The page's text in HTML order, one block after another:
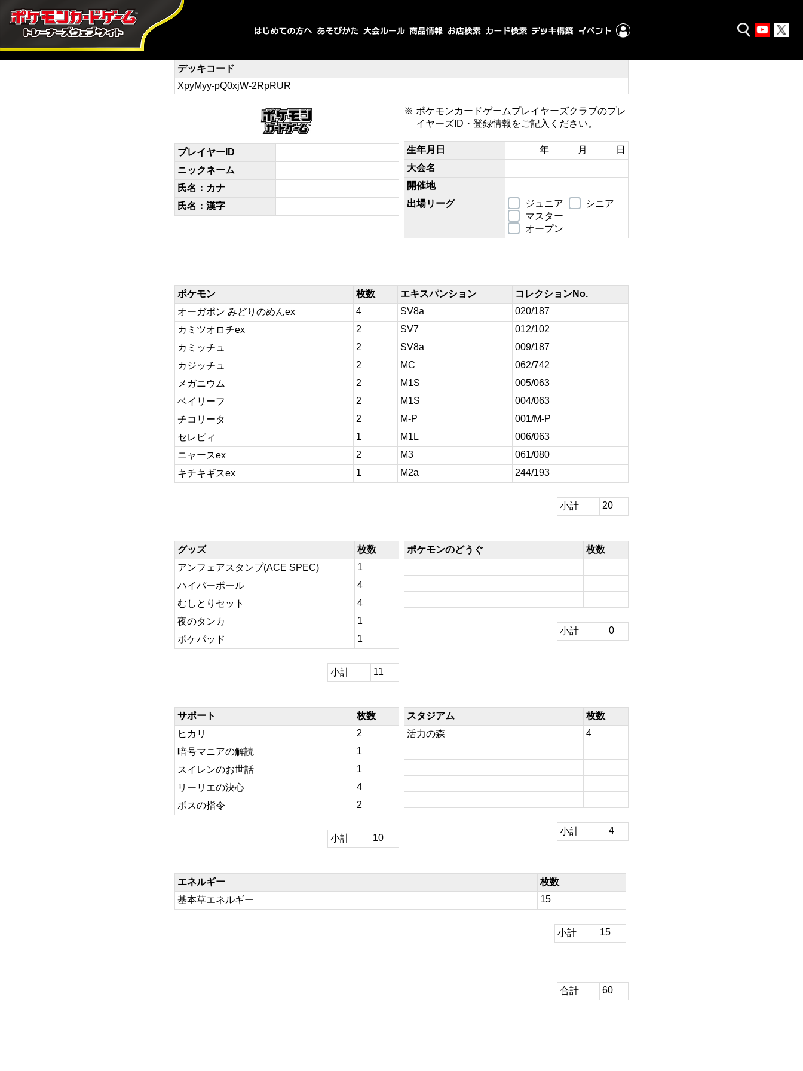
デッキコード
XpyMyy-pQ0xjW-2RpRUR
プレイヤーID
ニックネーム
氏名：カナ
氏名：漢字
ポケモンカードゲームプレイヤーズクラブのプレ
イヤーズID・登録情報をご記入ください。
生年月日
年 月 日
大会名
開催地
出場リーグ
ジュニア
シニア
マスター
オープン
ポケモン 枚数 エキスパンション
コレクションNo.
オーガポン みどりのめんex
4 SV8a
020/187
カミツオロチex
2 SV7
012/102
カミッチュ
2 SV8a
009/187
カジッチュ
2 MC
062/742
メガニウム
2 M1S
005/063
ベイリーフ
2 M1S
004/063
チコリータ
2 M-P
001/M-P
セレビィ
1 M1L
006/063
ニャースex
2 M3
061/080
キチキギスex
1 M2a 244/193
小計 20
グッズ
枚数
アンフェアスタンプ(ACE SPEC)
1
ハイパーボール
4
むしとりセット
4
夜のタンカ
1
ポケパッド
1
小計 11
ポケモンのどうぐ 枚数
小計 0
サポート
枚数
ヒカリ
2
暗号マニアの解読
1
スイレンのお世話
1
リーリエの決心
4
ボスの指令
2
小計 10
スタジアム
枚数
活力の森
4
小計 4
エネルギー
枚数
基本草エネルギー
15
小計 15
合計 60